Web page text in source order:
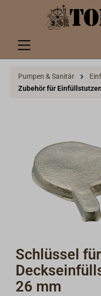
springen
Pumpen & Sanitär
Zubehör für Einfüllstutzen
Schlüssel für
26 mm